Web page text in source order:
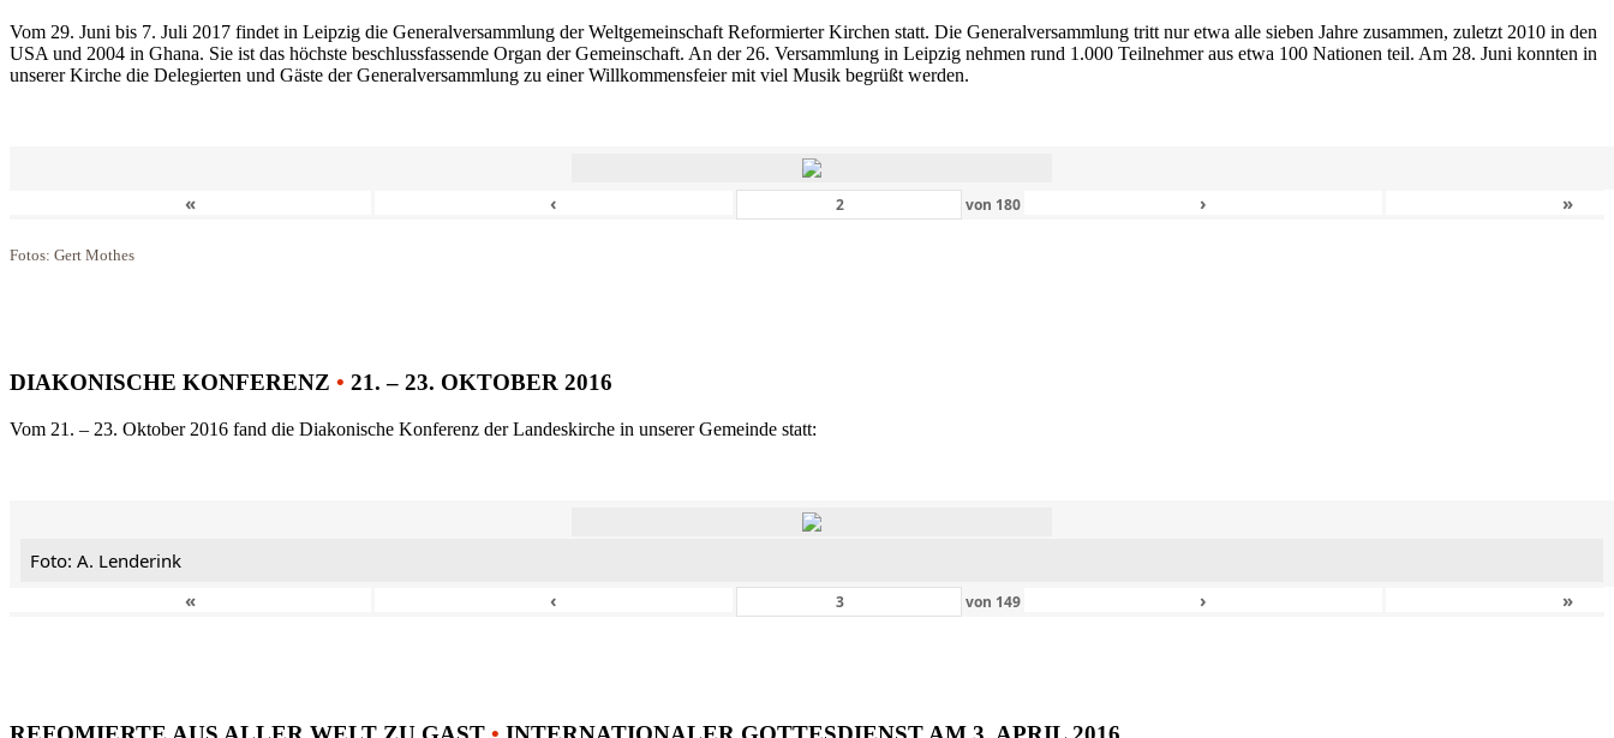
Vom 29. Juni bis 7. Juli 2017 findet in Leipzig die Generalversammlung der Weltgemeinschaft Reformierter Kirchen statt. Die Generalversammlung tritt nur etwa alle sieben Jahre zusammen, zuletzt 2010 in den
USA und 2004 in Ghana. Sie ist das höchste beschlussfassende Organ der Gemeinschaft. An der 26. Versammlung in Leipzig nehmen rund 1.000 Teilnehmer aus etwa 100 Nationen teil. Am 28. Juni konnten in
unserer Kirche die Delegierten und Gäste der Generalversammlung zu einer Willkommensfeier mit viel Musik begrüßt werden.
« ‹ von 180 › »
Fotos: Gert Mothes
DIAKONISCHE KONFERENZ • 21. – 23. OKTOBER 2016
Vom 21. – 23. Oktober 2016 fand die Diakonische Konferenz der Landeskirche in unserer Gemeinde statt:
Foto: A. Lenderink
«
‹ von 149 › »